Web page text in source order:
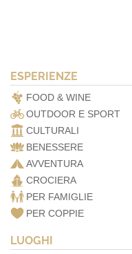
ESPERIENZE
FOOD & WINE
OUTDOOR E SPORT
CULTURALI
BENESSERE
AVVENTURA
CROCIERA
PER FAMIGLIE
PER COPPIE
LUOGHI